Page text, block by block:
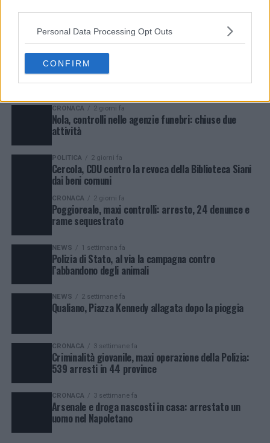
possono non richiedere il tuo consenso, ma hai il diritto di
opporti a tale trattamento. Le tue preferenze si
preferenze in qualsiasi momento ritornando su questo sito o
consultando la nostrainformativa sulla riservatezza.
Personal Data Processing Opt Outs
CONFIRM
pusher di 38 anni
CRONACA
Napoli Barra, blitz antidroga: arrestati due giovani
incensurati
CRONACA 2 giorni fa
Nola, controlli nelle agenzie funebri: chiuse due
attività
POLITICA 2 giorni fa
Cercola, CDU contro la revoca della Biblioteca Siani
dai beni comuni
CRONACA 2 giorni fa
Poggioreale, maxi controlli: arresto, 24 denunce e
rame sequestrato
NEWS 1 settimana fa
Polizia di Stato, al via la campagna contro
l’abbandono degli animali
NEWS 2 settimane fa
Qualiano, Piazza Kennedy allagata dopo la pioggia
CRONACA 3 settimane fa
Criminalità giovanile, maxi operazione della Polizia:
539 arresti in 44 province
CRONACA 3 settimane fa
Arsenale e droga nascosti in casa: arrestato un
uomo nel Napoletano